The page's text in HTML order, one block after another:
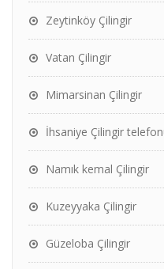
Zeytinköy Çilingir
Vatan Çilingir
Mimarsinan Çilingir
İhsaniye Çilingir
Namık kemal Çilingir
Kuzeyyaka Çilingir
Güzeloba Çilingir